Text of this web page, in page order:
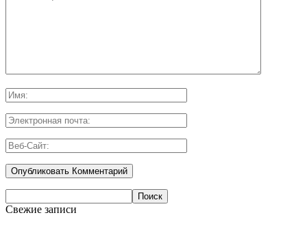
Свежие записи